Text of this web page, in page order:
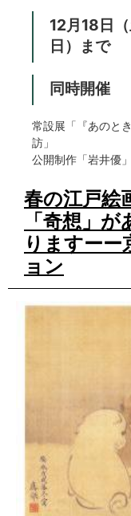
12月18日
日）まで
同時開催
常設展「『あのと
訪」
公開制作「岩井優」
春の江戸絵
「奇想」
りますーー
ョン